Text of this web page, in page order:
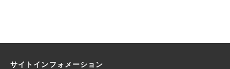
サイトインフォメーション